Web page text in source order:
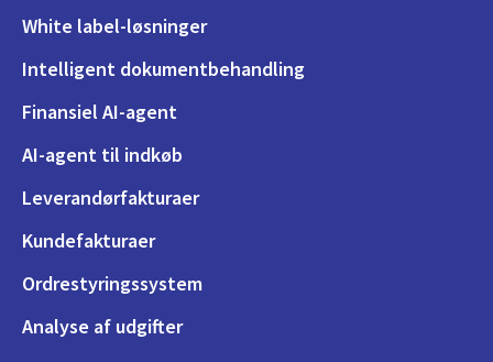
White label-løsninger
Intelligent dokumentbehandling
Finansiel AI-agent
AI-agent til indkøb
Leverandørfakturaer
Kundefakturaer
Ordrestyringssystem
Analyse af udgifter